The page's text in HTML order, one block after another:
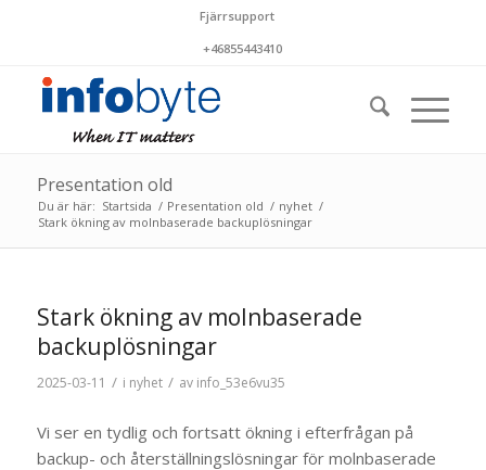
Fjärrsupport
+46855443410
Presentation old
Du är här: Startsida / Presentation old / nyhet /
Stark ökning av molnbaserade backuplösningar
Stark ökning av molnbaserade
backuplösningar
2025-03-11 / i nyhet / av info_53e6vu35
Vi ser en tydlig och fortsatt ökning i efterfrågan på
backup- och återställningslösningar för molnbaserade